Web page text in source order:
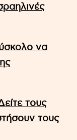
να
τους
τους